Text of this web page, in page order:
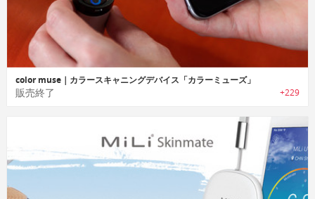
color muse｜カラースキャニングデバイス「カラーミューズ」
販売終了 +229